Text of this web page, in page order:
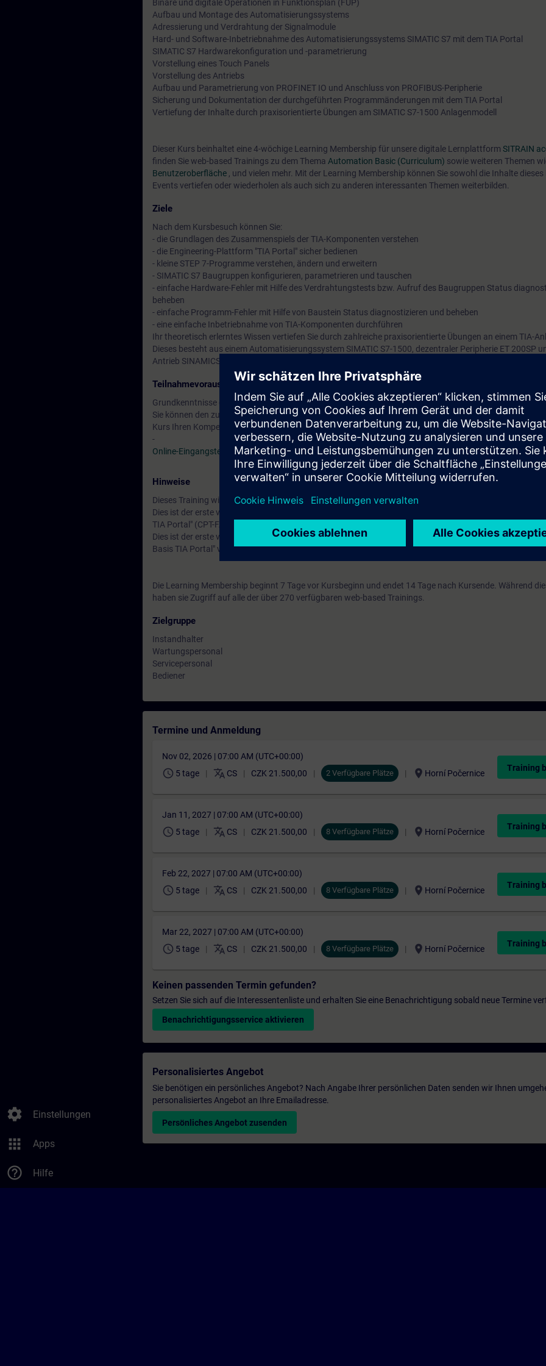
settings Einstellungen
apps Apps
help_outline Hilfe
Binäre und digitale Operationen in Funktionsplan (FUP)
Aufbau und Montage des Automatisierungssystems
Adressierung und Verdrahtung der Signalmodule
Hard- und Software-Inbetriebnahme des Automatisierungssystems SIMATIC S7 mit dem TIA Portal
SIMATIC S7 Hardwarekonfiguration und -parametrierung
Vorstellung eines Touch Panels
Vorstellung des Antriebs
Aufbau und Parametrierung von PROFINET IO und Anschluss von PROFIBUS-Peripherie
Sicherung und Dokumentation der durchgeführten Programmänderungen mit dem TIA Portal
Vertiefung der Inhalte durch praxisorientierte Übungen am SIMATIC S7-1500 Anlagenmodell
Dieser Kurs beinhaltet eine 4-wöchige Learning Membership für unsere digitale Lernplattform SITRAIN
finden Sie web-based Trainings zu dem Thema Automation Basic (Curriculum) sowie weiteren Themen
Benutzeroberfläche , und vielen mehr. Mit der Learning Membership können Sie sowohl die Inhalte dieses
Events vertiefen oder wiederholen als auch sich zu anderen interessanten Themen weiterbilden.
Ziele
Nach dem Kursbesuch können Sie:
- die Grundlagen des Zusammenspiels der TIA-Komponenten verstehen
- die Engineering-Plattform "TIA Portal" sicher bedienen
- kleine STEP 7-Programme verstehen, ändern und erweitern
- SIMATIC S7 Baugruppen konfigurieren, parametrieren und tauschen
- einfache Hardware-Fehler mit Hilfe des Verdrahtungstests bzw. Aufruf des Baugruppen Status
beheben
- einfache Programm-Fehler mit Hilfe von Baustein Status diagnostizieren und beheben
- eine einfache Inbetriebnahme von TIA-Komponenten durchführen
Ihr theoretisch erlerntes Wissen vertiefen Sie durch zahlreiche praxisorientierte Übungen an einem TIA-
Dieses besteht aus einem Automatisierungssystem SIMATIC S7-1500, dezentraler Peripherie ET 200SP
Antrieb SINAMICS G120, Touchpanel TP700 und einem Bandmodell.
Teilnahmevoraussetzung
Grundkenntnisse der Automatisierungstechnik
Sie können den zur Verfügung stehenden Online-Eingangstest nutzen, um sicherzustellen, dass der von
Kurs Ihren Kompetenzen entspricht.
-
Online-Eingangstest
Hinweise
Dieses Training wird auf Basis SIMATIC S7-1500 und der Software SIMATIC STEP 7 auf Basis TIA Portal
Dies ist der erste von zwei Kursen, der Sie auf den Abschluss als "Siemens zertifizierte/r SIMATIC-
TIA Portal" (CPT-FAST1) vorbereitet.
Dies ist der erste von drei Kursen, der Sie auf den Abschluss als "Automatisierungstechniker/in Service
Basis TIA Portal" vorbereitet. Beide Prüfungen sind Module des "SITRAIN Certification Program".
Die Learning Membership beginnt 7 Tage vor Kursbeginn und endet 14 Tage nach Kursende. Während
haben sie Zugriff auf alle der über 270 verfügbaren web-based Trainings.
Zielgruppe
Instandhalter
Wartungspersonal
Servicepersonal
Bediener
Termine und Anmeldung
Nov 02, 2026 | 07:00 AM (UTC+00:00)
schedule 5 tage translate CS CZK 21.500,00 2 Verfügbare Plätze location_on Horní Počernice
Training
Jan 11, 2027 | 07:00 AM (UTC+00:00)
schedule 5 tage translate CS CZK 21.500,00 8 Verfügbare Plätze location_on Horní Počernice
Training
Feb 22, 2027 | 07:00 AM (UTC+00:00)
schedule 5 tage translate CS CZK 21.500,00 8 Verfügbare Plätze location_on Horní Počernice
Training
Mar 22, 2027 | 07:00 AM (UTC+00:00)
schedule 5 tage translate CS CZK 21.500,00 8 Verfügbare Plätze location_on Horní Počernice
Training
Keinen passenden Termin gefunden?
Setzen Sie sich auf die Interessentenliste und erhalten Sie eine Benachrichtigung sobald neue Termine
Benachrichtigungsservice aktivieren
Personalisiertes Angebot
Sie benötigen ein persönliches Angebot? Nach Angabe Ihrer persönlichen Daten senden wir Ihnen
personalisiertes Angebot an Ihre Emailadresse.
Persönliches Angebot zusenden